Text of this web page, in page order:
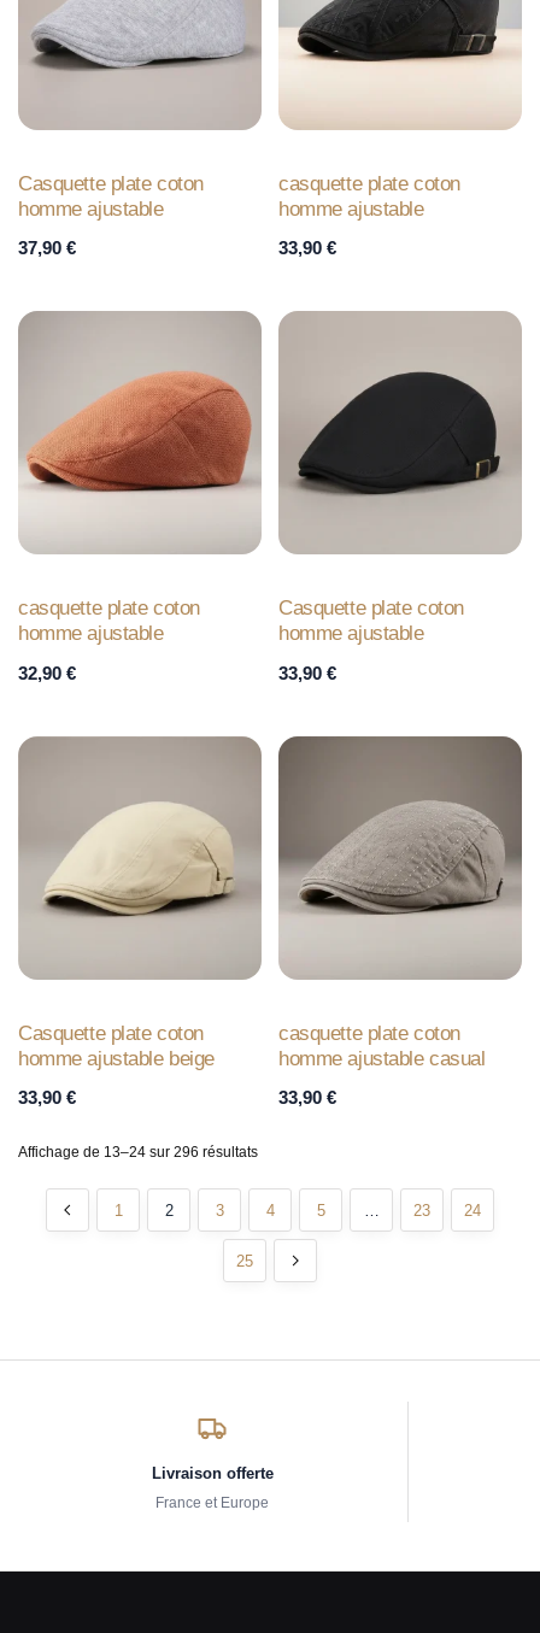
Casquette plate coton
homme ajustable
37,90 €
casquette plate coton
homme ajustable
33,90 €
casquette plate coton
homme ajustable
32,90 €
Casquette plate coton
homme ajustable
33,90 €
Casquette plate coton
homme ajustable beige
33,90 €
casquette plate coton
homme ajustable casual
33,90 €
Affichage de 13–24 sur 296 résultats
1 2 3 4 5 … 23 24
25
Livraison offerte
France et Europe